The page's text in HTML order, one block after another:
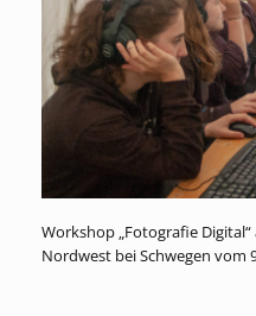
Workshop „Fotografie
Nordwest bei Schwegen vom